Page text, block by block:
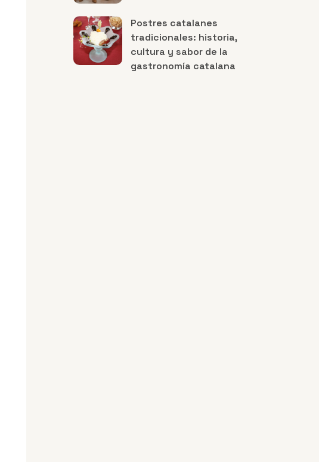
Postres catalanes
tradicionales: historia,
cultura y sabor de la
gastronomía catalana